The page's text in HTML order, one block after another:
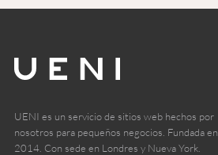
UENI es un servicio de sitios web hechos por
nosotros para pequeños negocios. Fundada en
2014. Con sede en Londres y Nueva York.